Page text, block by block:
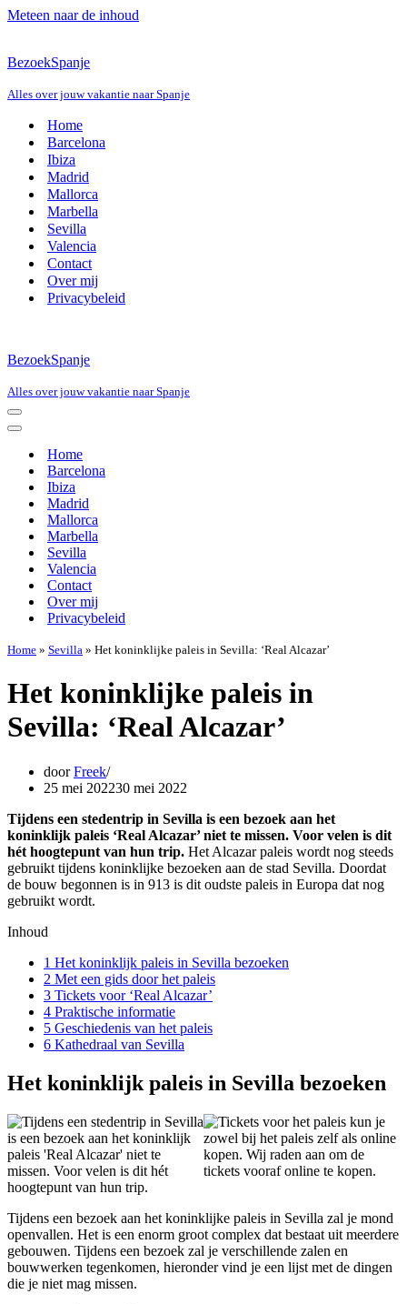
Meteen naar de inhoud
BezoekSpanje
Alles over jouw vakantie naar Spanje
Home
Barcelona
Ibiza
Madrid
Mallorca
Marbella
Sevilla
Valencia
Contact
Over mij
Privacybeleid
BezoekSpanje
Alles over jouw vakantie naar Spanje
Navigatie
Menu
Navigatie
Home
Barcelona
Ibiza
Madrid
Mallorca
Marbella
Sevilla
Valencia
Contact
Over mij
Privacybeleid
Home » Sevilla » Het koninklijke paleis in Sevilla: ‘Real Alcazar’
Het koninklijke paleis in
Sevilla: ‘Real Alcazar’
doorFreek
25 mei 202230 mei 2022
Tijdens een stedentrip in Sevilla is een bezoek aan het
koninklijk paleis ‘Real Alcazar’ niet te missen. Voor velen is dit
hét hoogtepunt van hun trip. Het Alcazar paleis wordt nog steeds
gebruikt tijdens koninklijke bezoeken aan de stad Sevilla. Doordat
de bouw begonnen is in 913 is dit oudste paleis in Europa dat nog
gebruikt wordt.
Inhoud
1 Het koninklijk paleis in Sevilla bezoeken
2 Met een gids door het paleis
3 Tickets voor ‘Real Alcazar’
4 Praktische informatie
5 Geschiedenis van het paleis
6 Kathedraal van Sevilla
Het koninklijk paleis in Sevilla bezoeken
Tijdens een bezoek aan het koninklijke paleis in Sevilla zal je mond
openvallen. Het is een enorm groot complex dat bestaat uit meerdere
gebouwen. Tijdens een bezoek zal je verschillende zalen en
bouwwerken tegenkomen, hieronder vind je een lijst met de dingen
die je niet mag missen.